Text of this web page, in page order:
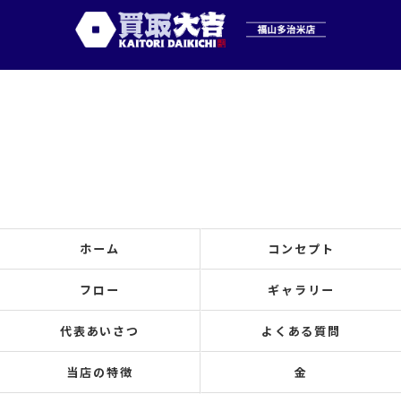
ホーム コンセプト
フロー ギャラリー
代表あいさつ よくある質問
当店の特徴 金